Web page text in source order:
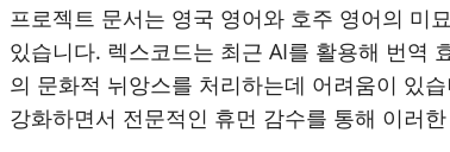
프로젝트 문서는 영국 영어와 호주 영어의 미
있습니다. 렉스코드는 최근 AI를 활용해 번역
의 문화적 뉘앙스를 처리하는데 어려움이 있
강화하면서 전문적인 휴먼 감수를 통해 이러